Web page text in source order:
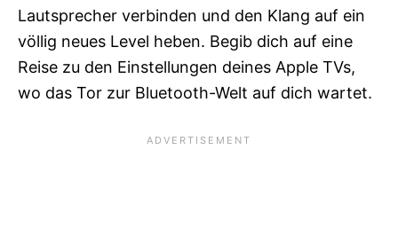
Lautsprecher verbinden und den Klang auf ein
völlig neues Level heben. Begib dich auf eine
Reise zu den Einstellungen deines Apple TVs,
wo das Tor zur Bluetooth-Welt auf dich wartet.